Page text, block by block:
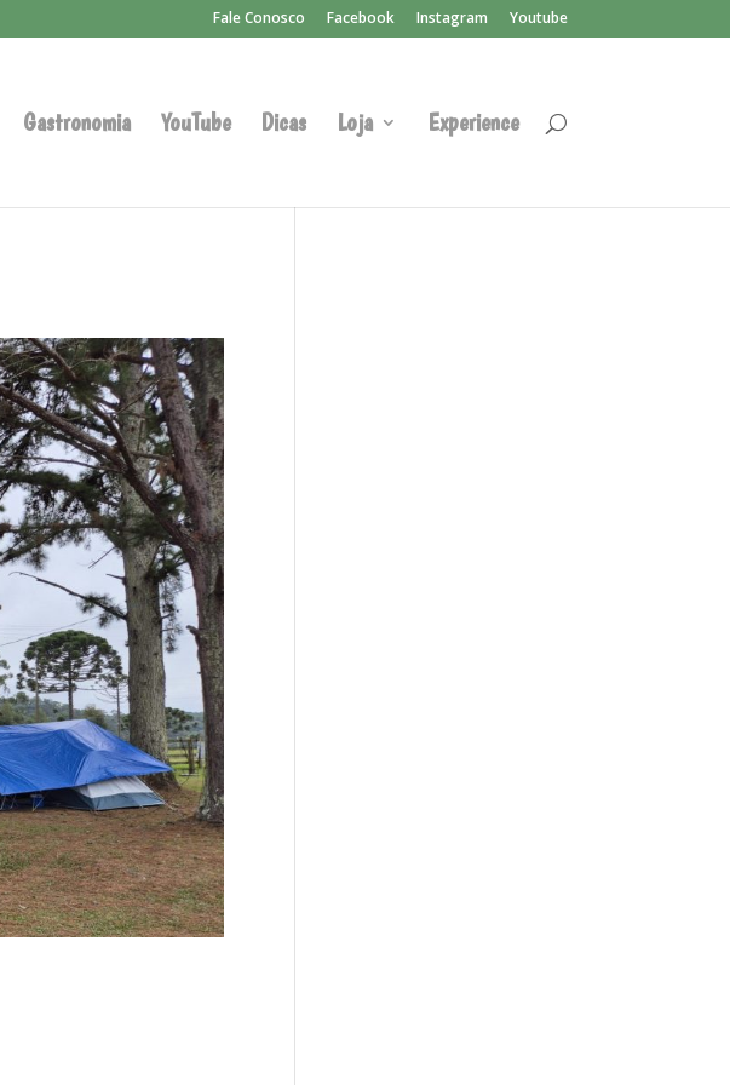
Fale Conosco Facebook Instagram Youtube
Gastronomia YouTube Dicas Loja Experience